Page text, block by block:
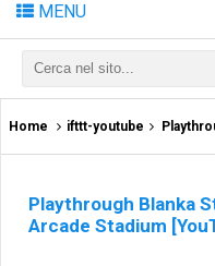
MENU
Home ifttt-youtube Playthrough
Playthrough Blanka
Arcade Stadium